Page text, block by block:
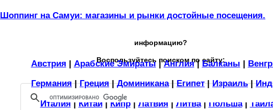
Шоппинг на Самуи: магазины и рынки достойные посещения.
информацию?
Воспользуйтесь поиском по сайту:
Австрия | Арабские Эмираты|Англия| Балканы |
Германия|Греция|Доминикана|Египет|Израиль|
Италия | Китай| Кипр| Латвия | Литва| Польша|